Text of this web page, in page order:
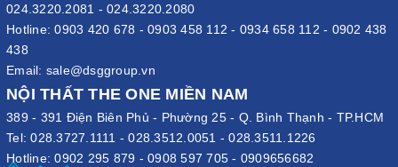
024.3220.2081 - 024.3220.2080
Hotline:0903 420 678 - 0903 458 112 - 0934 658 112 - 0902 438
438
Email: sale@dsggroup.vn
NỘI THẤT THE ONE MIỀN NAM
389 - 391 Điện Biên Phủ - Phường 25 - Q. Bình Thạnh - TP.HCM
Tel:028.3727.1111 -028.3512.0051 -028.3511.1226
Hotline:0902 295 879 - 0908 597 705 - 0909656682